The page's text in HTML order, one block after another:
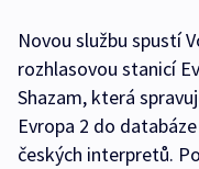
Novou službu spustí
rozhlasovou stanicí
Shazam, která
Evropa 2 do
českých interpretů.